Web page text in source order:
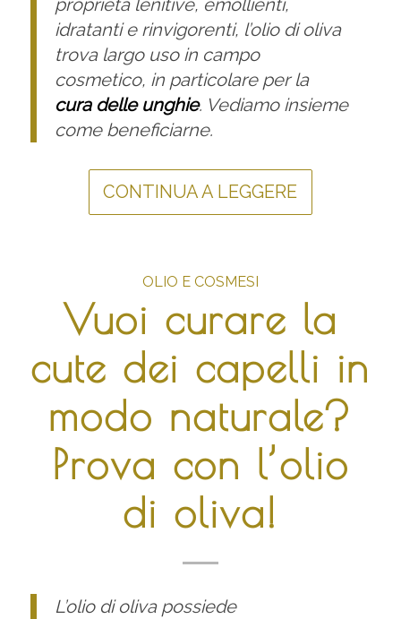
proprietà lenitive, emollienti,
idratanti e rinvigorenti, l’olio di oliva
trova largo uso in campo
cosmetico, in particolare per la
cura delle unghie. Vediamo insieme
come beneficiarne.
CONTINUA A LEGGERE
OLIO E COSMESI
Vuoi curare la
cute dei capelli in
modo naturale?
Prova con l’olio
di oliva!
L’olio di oliva possiede